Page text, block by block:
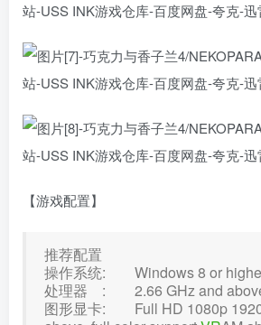
【游戏配置】
推荐配置
操作系统: Windows 8 or
处理器 : 2.66 GHz and
图形显卡: Full HD 1080p